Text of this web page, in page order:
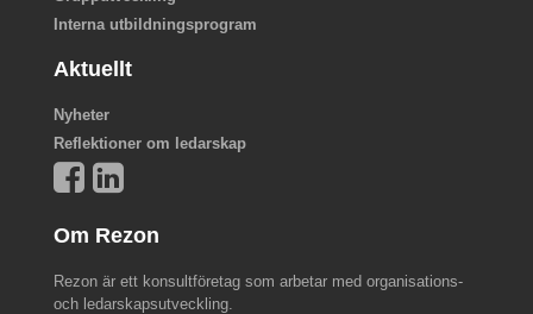
Interna utbildningsprogram
Aktuellt
Nyheter
Reflektioner om ledarskap
Om Rezon
Rezon är ett konsultföretag som arbetar med organisations-
och ledarskapsutveckling.